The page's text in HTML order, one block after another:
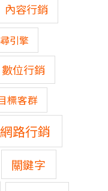
內容行銷
引擎
數位行銷
標客群
網路行銷
關鍵字